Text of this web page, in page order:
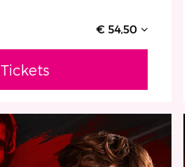
€ 54,50
Tickets